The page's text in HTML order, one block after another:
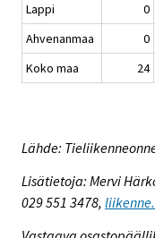
Lappi
0
Ahvenanmaa
0
Koko maa
24
Lähde:
Lisätietoja: Mervi
029 551 3478,